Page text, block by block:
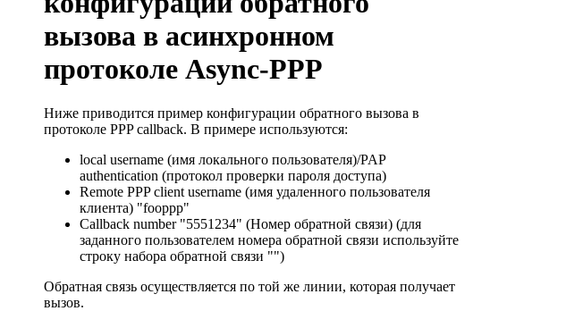
вызова в асинхронном
протоколе Async-PPP
Ниже приводится пример конфигурации обратного вызова в
протоколе PPP callback. В примере используются:
local username (имя локального пользователя)/PAP
authentication (протокол проверки пароля доступа)
Remote PPP client username (имя удаленного пользователя
клиента) "fooppp"
Callback number "5551234" (Номер обратной связи) (для
заданного пользователем номера обратной связи используйте
строку набора обратной связи "")
Обратная связь осуществляется по той же линии, которая получает
вызов.